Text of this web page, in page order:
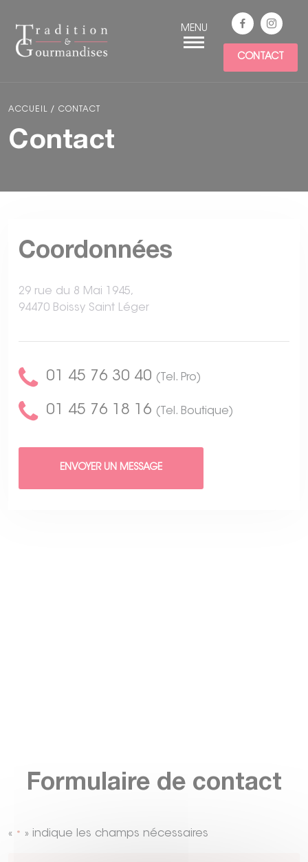
CONTACT
ACCUEIL / CONTACT
Contact
Coordonnées
29 rue du 8 Mai 1945,
94470 Boissy Saint Léger
01 45 76 30 40 (Tel. Pro)
01 45 76 18 16 (Tel. Boutique)
ENVOYER UN MESSAGE
Formulaire de contact
« * » indique les champs nécessaires